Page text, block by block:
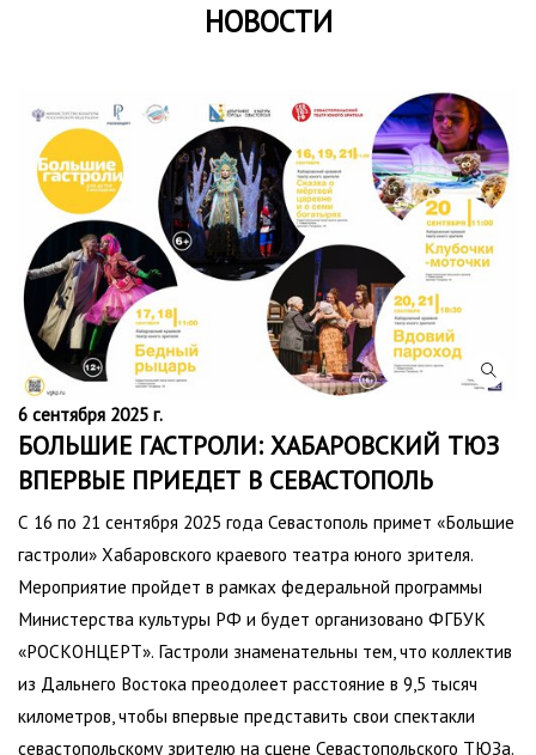
НОВОСТИ
6 сентября 2025 г.
БОЛЬШИЕ ГАСТРОЛИ: ХАБАРОВСКИЙ ТЮЗ
ВПЕРВЫЕ ПРИЕДЕТ В СЕВАСТОПОЛЬ
С 16 по 21 сентября 2025 года Севастополь примет «Большие
гастроли» Хабаровского краевого театра юного зрителя.
Мероприятие пройдет в рамках федеральной программы
Министерства культуры РФ и будет организовано ФГБУК
«РОСКОНЦЕРТ». Гастроли знаменательны тем, что коллектив
из Дальнего Востока преодолеет расстояние в 9,5 тысяч
километров, чтобы впервые представить свои спектакли
севастопольскому зрителю на сцене Севастопольского ТЮЗа.